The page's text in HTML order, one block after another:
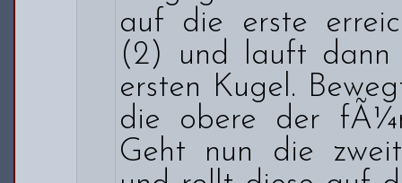
auf die erste
(2) und lauft dann
ersten Kugel.
die obere der
Geht nun die